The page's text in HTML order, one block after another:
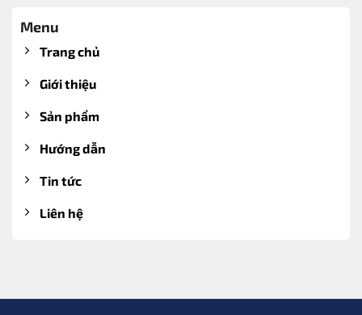
Menu
Trang chủ
Giới thiệu
Sản phẩm
Hướng dẫn
Tin tức
Liên hệ